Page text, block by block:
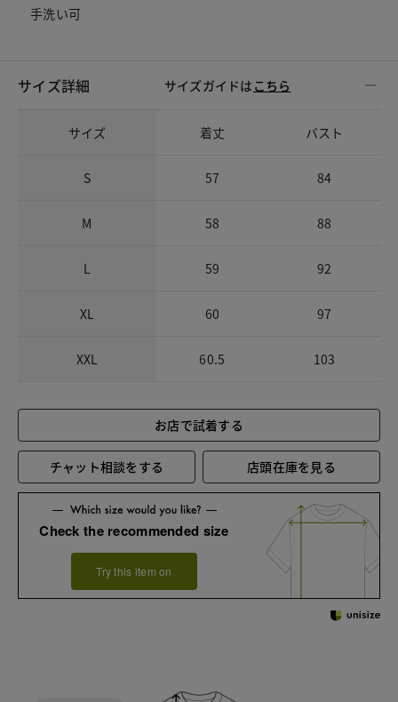
手洗い可
サイズ詳細 サイズガイドは こちら
サイズ 着丈 バスト
S 57 84
M 58 88
L 59 92
XL 60 97
XXL 60.5 103
お店で試着する
チャット相談をする 店頭在庫を見る
Check the recommended size
Try this item on